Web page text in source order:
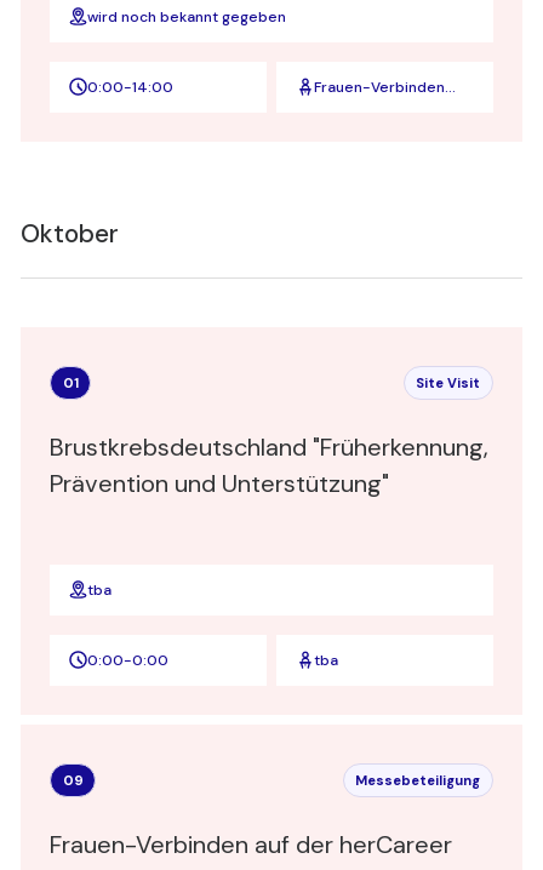
wird noch bekannt gegeben
0:00-14:00
Frauen-Verbinden
Oktober
01 Site Visit
Brustkrebsdeutschland "Früherkennung,
Prävention und Unterstützung"
tba
0:00-0:00 tba
09 Messebeteiligung
Frauen-Verbinden auf der herCareer